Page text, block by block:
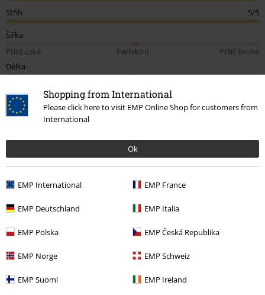
Shopping from International
Please click here to visit EMP Online Shop for customers from
International
Ok
EMP International EMP France
EMP Deutschland EMP Italia
EMP Polska EMP Česká Republika
EMP Norge EMP Schweiz
EMP Suomi EMP Ireland
Střih 5/5
Šířka
Příliš úzké
Perfektní
Příliš široké
Délka
Podělte se o váš názor "Back For More".
Třídit podle
Datum Nápomocný
Triko